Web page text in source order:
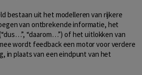
bestaan uit het modelleren van rijkere
van ontbrekende informatie, het
“daarom…”) of het uitlokken van
wordt feedback een motor voor verdere
in plaats van een eindpunt van het